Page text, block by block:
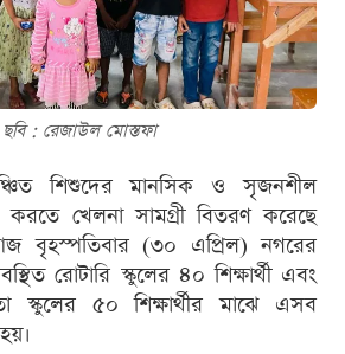
ছবি : রেজাউল মোস্তফা
শিশুদের মানসিক ও সৃজনশীল
করতে খেলনা সামগ্রী বিতরণ করেছে
বৃহস্পতিবার (৩০ এপ্রিল) নগরের
রোটারি স্কুলের ৪০ শিক্ষার্থী এবং
স্কুলের ৫০ শিক্ষার্থীর মাঝে এসব